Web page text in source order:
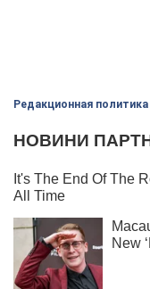
Редакционная политика